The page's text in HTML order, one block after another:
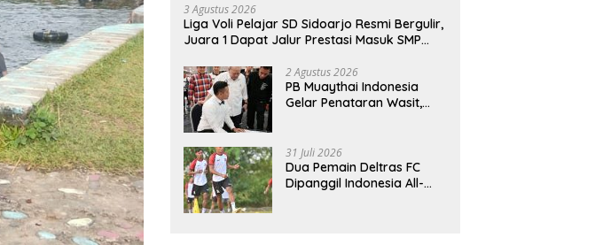
3 Agustus 2026
Liga Voli Pelajar SD Sidoarjo Resmi Bergulir,
Juara 1 Dapat Jalur Prestasi Masuk SMP
2 Agustus 2026
PB Muaythai Indonesia
Gelar Penataran Wasit,
31 Juli 2026
Dua Pemain Deltras FC
Dipanggil Indonesia All-